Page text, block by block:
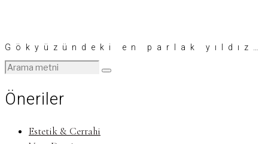
Gökyüzündeki en parlak yıldız…
Öneriler
Estetik & Cerrahi